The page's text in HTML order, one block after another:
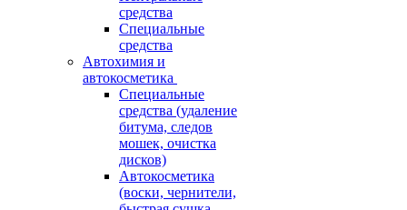
средства
Специальные
средства
Автохимия и
автокосметика
Специальные
средства (удаление
битума, следов
мошек, очистка
дисков)
Автокосметика
(воски, чернители,